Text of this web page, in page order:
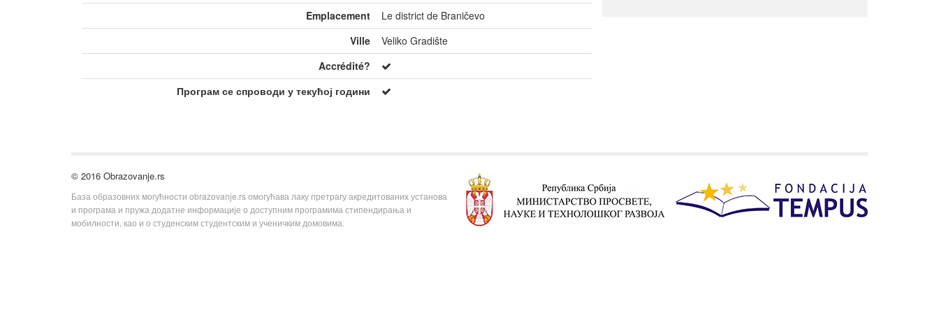
Emplacement
Le district de Braničevo
Ville
Veliko Gradište
Accrédité?
Програм се спроводи у текућој години
© 2016 Obrazovanje.rs
База образовних могућности obrazovanje.rs омогућава лаку претрагу акредитованих установа
и програма и пружа додатне информације о доступним програмима стипендирања и
мобилности, као и о студенским студентским и ученичким домовима.